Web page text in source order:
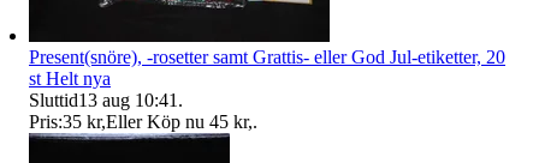
Present(snöre), -rosetter samt Grattis- eller God Jul-etiketter, 20
st Helt nya
Sluttid13 aug 10:41 .
Pris:35 kr,Eller Köp nu 45 kr,.